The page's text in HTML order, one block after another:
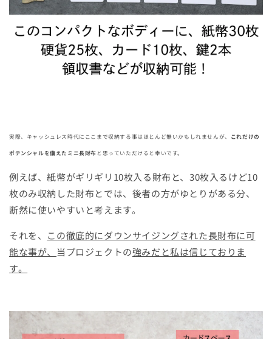
実際、キャッシュレス時代にここまで収納する事はほとんど無いかもしれませんが、 これだけの
ポテンシャルを備えたミニ長財布と思っていただけると幸いです。
例えば、紙幣がギリギリ10枚入る財布と、30枚入るけど10
枚のみ収納した財布とでは、後者の方がゆとりがある分、
断然に使いやすいと考えます。
それを、 この徹底的にダウンサイジングされた長財布に可
能な事が、 当プロジェクトの強みだと私は信じておりま
す。